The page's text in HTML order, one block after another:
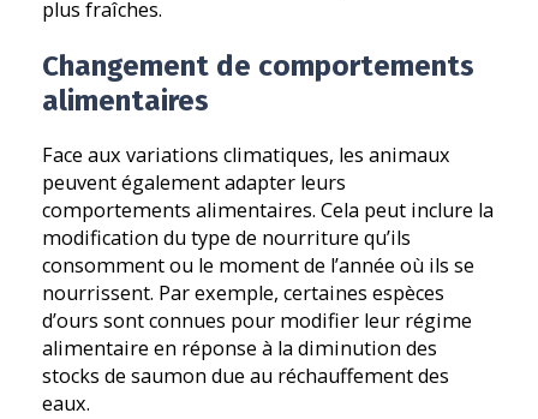
plus fraîches.
Changement de comportements
alimentaires
Face aux variations climatiques, les animaux
peuvent également adapter leurs
comportements alimentaires. Cela peut inclure la
modification du type de nourriture qu’ils
consomment ou le moment de l’année où ils se
nourrissent. Par exemple, certaines espèces
d’ours sont connues pour modifier leur régime
alimentaire en réponse à la diminution des
stocks de saumon due au réchauffement des
eaux.